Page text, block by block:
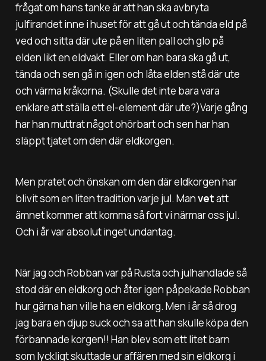
frågat om hans tanke är att han ska avbryta
julfirandet inne i huset för att gå ut och tända eld på
ved och sitta där ute på en liten pall och glo på
elden likt en eldvakt. Eller om han bara ska gå ut,
tända och sen gå in igen och låta elden stå där ute
och värma kråkorna. (Skulle det inte bara vara
enklare att ställa ett el-element där ute?)Varje gång
har han muttrat något ohörbart och sen har han
släppt tjatet om den där eldkorgen.
Men pratet och önskan om den där eldkorgen har
blivit som en liten tradition varje jul. Manvetatt
ämnet kommer att komma så fort vi närmar oss jul.
Och i år var absolut inget undantag.
När jag och Robban var på Rusta och julhandlade så
stod där en eldkorg och åter igen påpekade Robban
hur gärna han ville ha en eldkorg. Men i år så drog
jag bara en djup suck och sa att han skulle köpa den
förbannade korgen!! Han blev som ett litet barn
som lyckligt skuttade ur affären med sin eldkorg i